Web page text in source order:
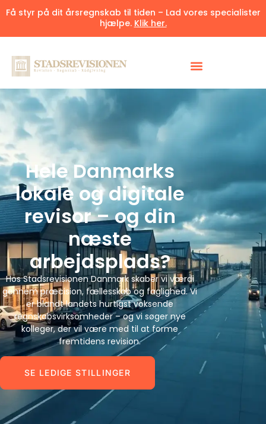
Få styr på dit årsregnskab til tiden – Lad vores specialister
hjælpe. Klik her.
Hele Danmarks
lokale og digitale
revisor – og din
næste
arbejdsplads?
Hos Stadsrevisionen Danmark skaber vi værdi
gennem præcision, fællesskab og faglighed. Vi
er blandt landets hurtigst voksende
regnskabsvirksomheder – og vi søger nye
kolleger, der vil være med til at forme
fremtidens revision.
SE LEDIGE STILLINGER